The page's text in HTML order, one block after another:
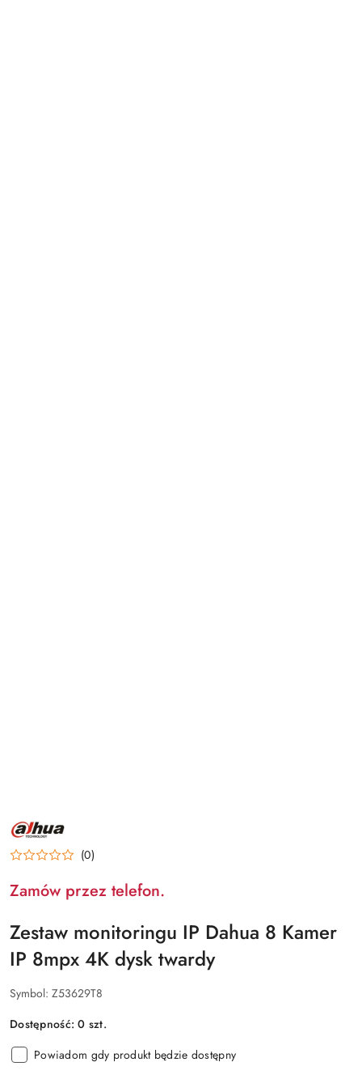
NAZWA
PRODUCENTA:
DAHUA
(0)
Zamów przez telefon.
Zestaw monitoringu IP Dahua 8 Kamer
IP 8mpx 4K dysk twardy
Symbol: Z53629T8
Dostępność:0 szt.
Powiadom gdy produkt będzie dostępny